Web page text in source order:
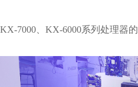
KX-7000、KX-6000系列处理器